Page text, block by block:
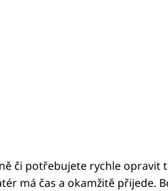
či potřebujete rychle opravit
má čas a okamžitě přijede.